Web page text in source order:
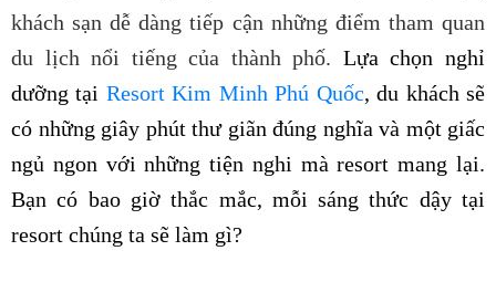
khách sạn dễ dàng tiếp cận những điểm tham quan
du lịch nổi tiếng của thành phố. Lựa chọn nghỉ
dưỡng tại Resort Kim Minh Phú Quốc, du khách sẽ
có những giây phút thư giãn đúng nghĩa và một giấc
ngủ ngon với những tiện nghi mà resort mang lại.
Bạn có bao giờ thắc mắc, mỗi sáng thức dậy tại
resort chúng ta sẽ làm gì?